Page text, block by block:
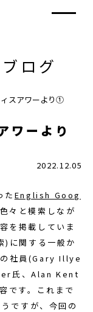
ログ
スアワーより①
ワーより
2022.12.05
た English Goog
々と模索しなが
を掲載していま
)に関する一般か
の社員(Gary Illye
氏、Alan Kent
です。これまで
うですが、今回の